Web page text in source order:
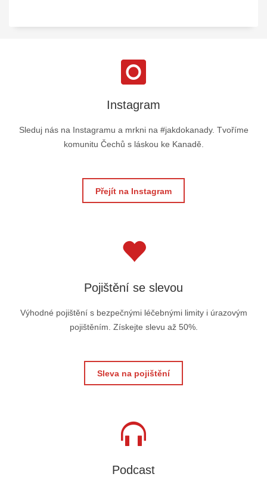
Instagram
Sleduj nás na Instagramu a mrkni na #jakdokanady. Tvoříme
komunitu Čechů s láskou ke Kanadě.
Přejít na Instagram
Pojištění se slevou
Výhodné pojištění s bezpečnými léčebnými limity i úrazovým
pojištěním. Získejte slevu až 50%.
Sleva na pojištění
Podcast